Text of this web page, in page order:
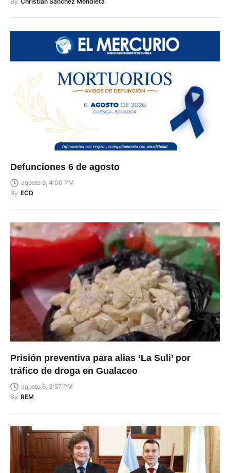
Defunciones 6 de agosto
agosto 6, 4:00 PM
By ECD
Prisión preventiva para alias ‘La Suli’ por
tráfico de droga en Gualaceo
agosto 6, 3:57 PM
By REM